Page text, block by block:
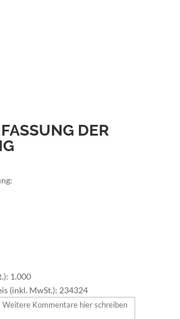
DER
1.000
(inkl. MwSt.): 234324